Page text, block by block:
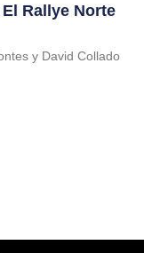
Rallye Norte
y David Collado